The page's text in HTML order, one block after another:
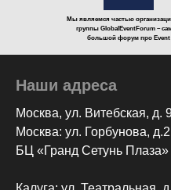
Мы являемся частью
группы GlobalEventForum –
большой форум про Event
Наши адреса
Москва, ул. Витебская, д.
Москва: ул. Горбунова, д.2
БЦ «Гранд Сетунь Плаза»